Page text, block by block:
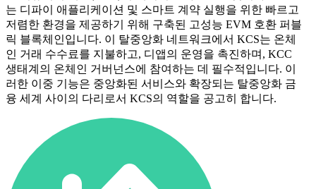
는 디파이 애플리케이션 및 스마트 계약 실행을 위한 빠르고
저렴한 환경을 제공하기 위해 구축된 고성능 EVM 호환 퍼블
릭 블록체인입니다. 이 탈중앙화 네트워크에서 KCS는 온체
인 거래 수수료를 지불하고, 디앱의 운영을 촉진하며, KCC
생태계의 온체인 거버넌스에 참여하는 데 필수적입니다. 이
러한 이중 기능은 중앙화된 서비스와 확장되는 탈중앙화 금
융 세계 사이의 다리로서 KCS의 역할을 공고히 합니다.